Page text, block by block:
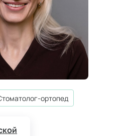
стоматолог‑ортопед